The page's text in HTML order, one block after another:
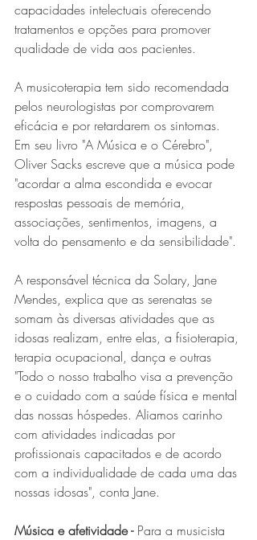
capacidades intelectuais oferecendo
tratamentos e opções para promover
qualidade de vida aos pacientes.
A musicoterapia tem sido recomendada
pelos neurologistas por comprovarem
eficácia e por retardarem os sintomas.
Em seu livro "A Música e o Cérebro",
Oliver Sacks escreve que a música pode
"acordar a alma escondida e evocar
respostas pessoais de memória,
associações, sentimentos, imagens, a
volta do pensamento e da sensibilidade".
A responsável técnica da Solary, Jane
Mendes, explica que as serenatas se
somam às diversas atividades que as
idosas realizam, entre elas, a fisioterapia,
terapia ocupacional, dança e outras
"Todo o nosso trabalho visa a prevenção
e o cuidado com a saúde física e mental
das nossas hóspedes. Aliamos carinho
com atividades indicadas por
profissionais capacitados e de acordo
com a individualidade de cada uma das
nossas idosas", conta Jane.
Música e afetividade - Para a musicista